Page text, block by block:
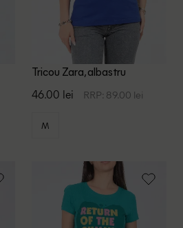
Tricou Zara, albastru
46.00 lei RRP: 89.00 lei
M